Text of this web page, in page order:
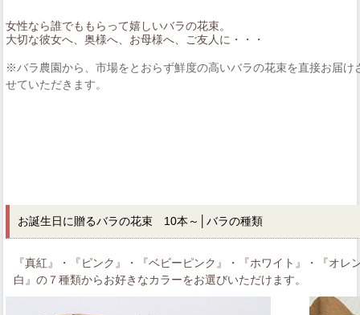
女性なら誰でももらって嬉しいバラの花束。
大切な彼女へ、奥様へ、お母様へ、ご友人に・・・
※バラ農園から、市場をとおらず鮮度の高いバラの花束を直接お届け
せていただきます。
お誕生日に贈るバラの花束 10本～ │バラの種類
『真紅』・『ピンク』・『ベビーピンク』・『ホワイト』・『オ
白』の７種類からお好きなカラーをお選びいただけます。